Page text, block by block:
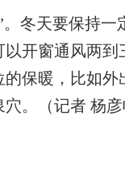
冬天要保持一
开窗通风两
保暖，比如
。（记者 杨